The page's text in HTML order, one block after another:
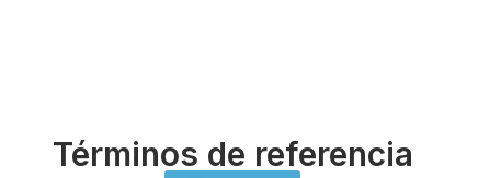
Términos de referencia